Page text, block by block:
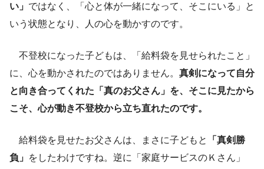
い」 ではなく、「心と体が一緒になって、そこにいる」と
いう状態となり、人の心を動かすのです。
不登校になった子どもは、「給料袋を見せられたこと」
に、心を動かされたのではありません。 真剣になって自分
と向き合ってくれた「真のお父さん」を、そこに見たから
こそ、心が動き不登校から立ち直れたのです。
給料袋を見せたお父さんは、まさに子どもと
「真剣勝
負」 をしたわけですね。逆に「家庭サービスのＫさん」